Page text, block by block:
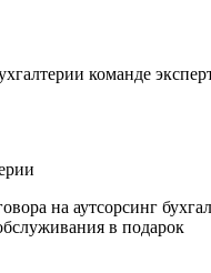
команде
на аутсорсинг
в подарок